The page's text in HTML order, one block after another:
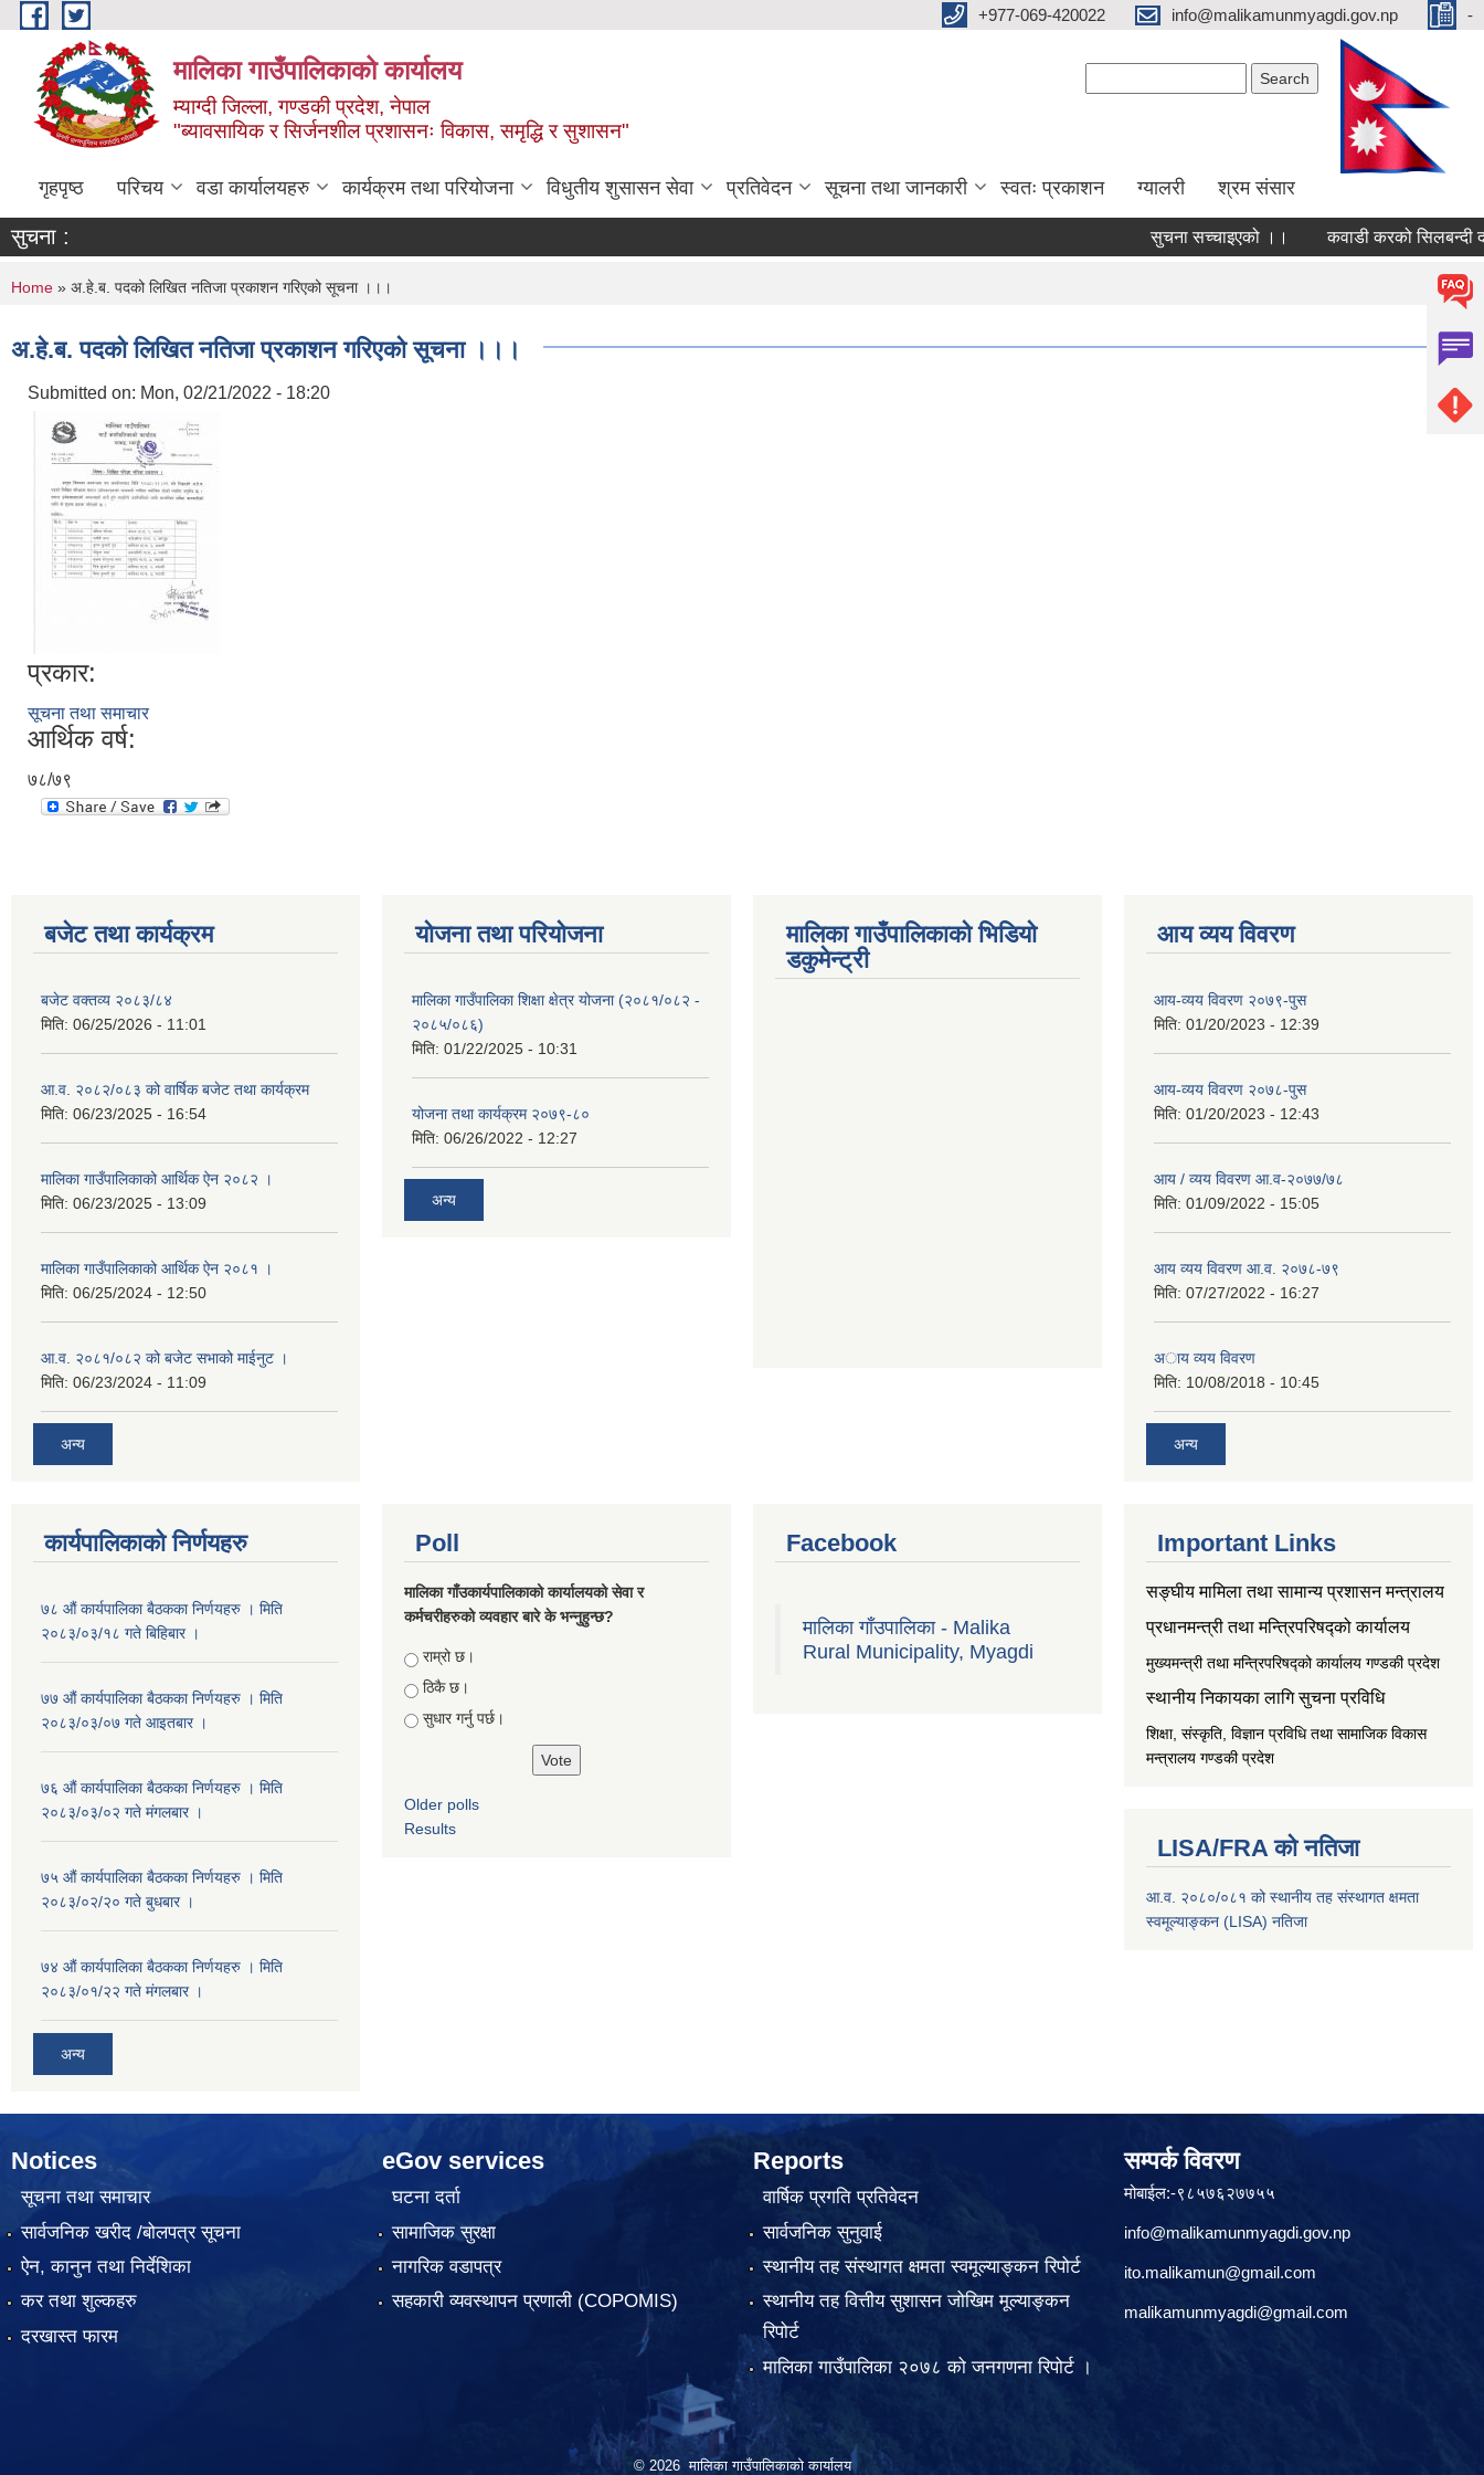
Skip to main content +977-069-420022 info@malikamunmyagdi.gov.np -
मालिका गाउँपालिकाको कार्यालय
म्याग्दी जिल्ला, गण्डकी प्रदेश, नेपाल
"ब्यावसायिक र सिर्जनशील प्रशासनः विकास, समृद्धि र सुशासन"
गृहपृष्ठ परिचय वडा कार्यालयहरु कार्यक्रम तथा परियोजना विधुतीय शुसासन सेवा प्रतिवेदन सूचना तथा जानकारी स्वतः प्रकाशन ग्यालरी श्रम संसार
सुचना : सुचना सच्चाइएको ।। कवाडी करको सिलबन्दी
You are here
Home » अ.हे.ब. पदको लिखित नतिजा प्रकाशन गरिएको सूचना ।।।
अ.हे.ब. पदको लिखित नतिजा प्रकाशन गरिएको सूचना ।।।
Submitted on: Mon, 02/21/2022 - 18:20
प्रकार:
सूचना तथा समाचार
आर्थिक वर्ष:
७८/७९
बजेट तथा कार्यक्रम
बजेट वक्तव्य २०८३/८४
मिति: 06/25/2026 - 11:01
आ.व. २०८२/०८३ को वार्षिक बजेट तथा कार्यक्रम
मिति: 06/23/2025 - 16:54
मालिका गाउँपालिकाको आर्थिक ऐन २०८२ ।
मिति: 06/23/2025 - 13:09
मालिका गाउँपालिकाको आर्थिक ऐन २०८१ ।
मिति: 06/25/2024 - 12:50
आ.व. २०८१/०८२ को बजेट सभाको माईनुट ।
मिति: 06/23/2024 - 11:09
अन्य
योजना तथा परियोजना
मालिका गाउँपालिका शिक्षा क्षेत्र योजना (२०८१/०८२ -
२०८५/०८६)
मिति: 01/22/2025 - 10:31
योजना तथा कार्यक्रम २०७९-८०
मिति: 06/26/2022 - 12:27
अन्य
मालिका गाउँपालिकाको भिडियो
डकुमेन्ट्री
आय व्यय विवरण
आय-व्यय विवरण २०७९-पुस
मिति: 01/20/2023 - 12:39
आय-व्यय विवरण २०७८-पुस
मिति: 01/20/2023 - 12:43
आय / व्यय विवरण आ.व-२०७७/७८
मिति: 01/09/2022 - 15:05
आय व्यय विवरण आ.व. २०७८-७९
मिति: 07/27/2022 - 16:27
अाय व्यय विवरण
मिति: 10/08/2018 - 10:45
अन्य
कार्यपालिकाको निर्णयहरु
७८ औं कार्यपालिका बैठकका निर्णयहरु । मिति
२०८३/०३/१८ गते बिहिबार ।
७७ औं कार्यपालिका बैठकका निर्णयहरु । मिति
२०८३/०३/०७ गते आइतबार ।
७६ औं कार्यपालिका बैठकका निर्णयहरु । मिति
२०८३/०३/०२ गते मंगलबार ।
७५ औं कार्यपालिका बैठकका निर्णयहरु । मिति
२०८३/०२/२० गते बुधबार ।
७४ औं कार्यपालिका बैठकका निर्णयहरु । मिति
२०८३/०१/२२ गते मंगलबार ।
अन्य
Poll
मालिका गाँउकार्यपालिकाको कार्यालयको सेवा र
कर्मचरीहरुको व्यवहार बारे के भन्नुहुन्छ?
Choices
राम्रो छ।
ठिकै छ।
सुधार गर्नु पर्छ।
Older polls
Results
Facebook
मालिका गाँउपालिका - Malika
Rural Municipality, Myagdi
Important Links
सङ्‍घीय मामिला तथा सामान्य प्रशासन मन्त्रालय
प्रधानमन्त्री तथा मन्त्रिपरिषद्को कार्यालय
मुख्यमन्त्री तथा मन्त्रिपरिषद्को कार्यालय गण्डकी प्रदेश
स्थानीय निकायका लागि सुचना प्रविधि
शिक्षा, संस्कृति, विज्ञान प्रविधि तथा सामाजिक विकास
मन्त्रालय गण्डकी प्रदेश
LISA/FRA को नतिजा
आ.व. २०८०/०८१ को स्थानीय तह संस्थागत क्षमता
स्वमूल्याङ्कन (LISA) नतिजा
Notices
सूचना तथा समाचार
सार्वजनिक खरीद /बोलपत्र सूचना
ऐन, कानुन तथा निर्देशिका
कर तथा शुल्कहरु
दरखास्त फारम
eGov services
घटना दर्ता
सामाजिक सुरक्षा
नागरिक वडापत्र
सहकारी व्यवस्थापन प्रणाली (COPOMIS)
Reports
वार्षिक प्रगति प्रतिवेदन
सार्वजनिक सुनुवाई
स्थानीय तह संस्थागत क्षमता स्वमूल्याङ्कन रिपोर्ट
स्थानीय तह वित्तीय सुशासन जोखिम मूल्याङ्कन
रिपोर्ट
मालिका गाउँपालिका २०७८ को जनगणना रिपोर्ट ।
सम्पर्क विवरण
मोबाईल:-९८५७६२७७५५
info@malikamunmyagdi.gov.np
ito.malikamun@gmail.com
malikamunmyagdi@gmail.com
© 2026 मालिका गाउँपालिकाको कार्यालय